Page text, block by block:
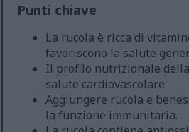
Punti chiave
La rucola è ricca di
favoriscono la salute
Il profilo nutrizionale
salute cardiovascolare.
Aggiungere rucola e
la funzione immunitaria.